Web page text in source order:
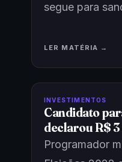
segue para
LER MATÉRIA →
INVESTIMENTOS
Candidato
declarou R$
Programador